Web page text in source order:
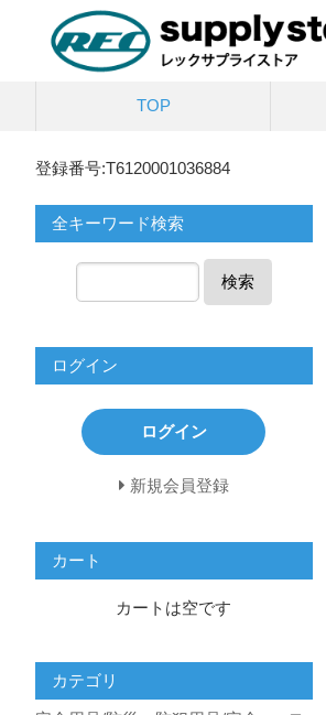
TOP
登録番号:T6120001036884
全キーワード検索
検索
ログイン
ログイン
新規会員登録
カート
カートは空です
カテゴリ